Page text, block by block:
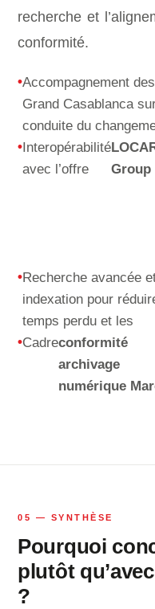
recherche et
conformité.
Accompagnement
Grand Casablanca
conduite du
Interopérabilité
avec l’offre
Group
Recherche avancée
indexation pour
temps perdu et les
Cadreconformité
archivage
numérique
05 — SYNTHÈSE
Pourquoi
plutôt
?